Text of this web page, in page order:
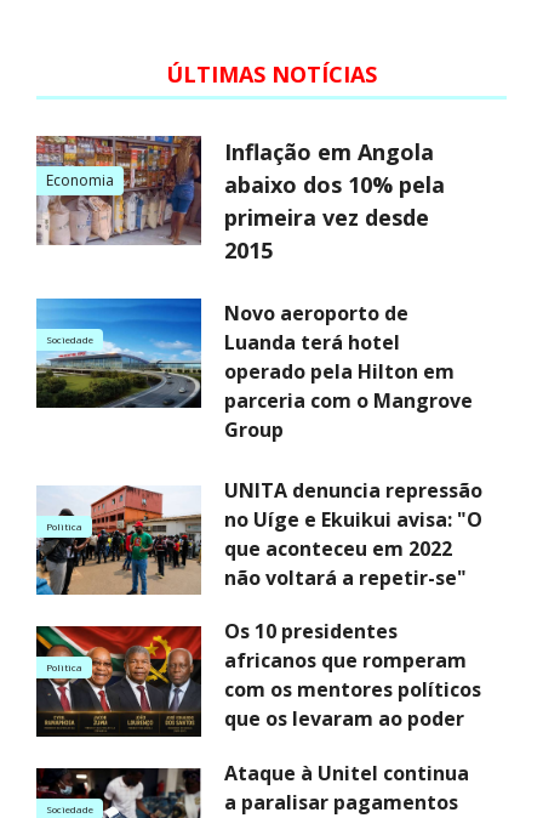
ÚLTIMAS NOTÍCIAS
Economia
Inflação em Angola
abaixo dos 10% pela
primeira vez desde
2015
Sociedade
Novo aeroporto de
Luanda terá hotel
operado pela Hilton em
parceria com o Mangrove
Group
Politica
UNITA denuncia repressão
no Uíge e Ekuikui avisa: "O
que aconteceu em 2022
não voltará a repetir-se"
Politica
Os 10 presidentes
africanos que romperam
com os mentores políticos
que os levaram ao poder
Sociedade
Ataque à Unitel continua
a paralisar pagamentos